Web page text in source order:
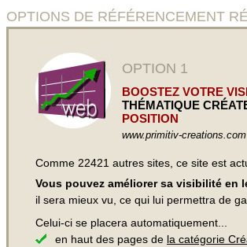
OPTIONS DE RÉFÉRENCEMENT
OPTION 1
BOOSTEZ VOTRE
THÉMATIQUE
POSITION
www.primitiv-creations.com
Comme 22421 autres sites, ce site est
Vous pouvez améliorer sa visibilité en
il sera mieux vu, ce qui lui permettra de
Celui-ci se placera automatiquement...
en haut des pages de la catégorie